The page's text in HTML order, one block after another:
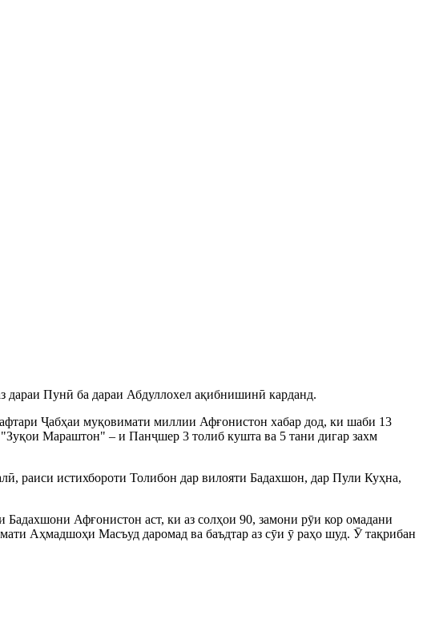
дараи Пунӣ ба дараи Абдуллохел ақибнишинӣ карданд.
Ҷабҳаи муқовимати миллии Афғонистон хабар дод, ки шаби 13
Мараштон" – и Панҷшер 3 толиб кушта ва 5 тани дигар захм
раиси истихбороти Толибон дар вилояти Бадахшон, дар Пули Куҳна,
Афғонистон аст, ки аз солҳои 90, замони рӯи кор омадани
Аҳмадшоҳи Масъуд даромад ва баъдтар аз сӯи ӯ раҳо шуд. Ӯ тақрибан